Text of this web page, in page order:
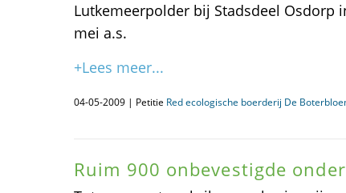
Lutkemeerpolder bij Stadsdeel Osdorp
mei a.s.
+Lees meer...
04-05-2009 | Petitie Red ecologische boerderij De
Ruim 900 onbevestigde